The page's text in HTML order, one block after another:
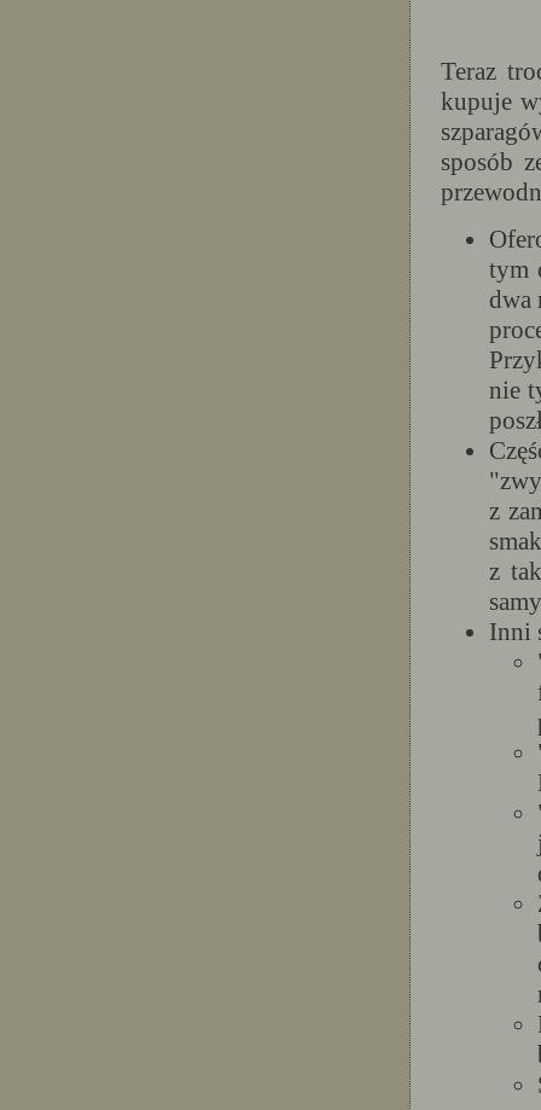
Teraz
kupuje
sposób
tym
dwa
nie
z
z
Inni